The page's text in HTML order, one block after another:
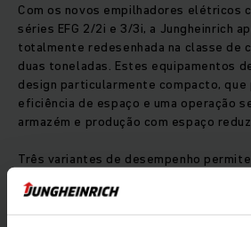
Com os novos empilhadores elétricos
séries EFG 2/2i e 3/3i, a Jungheinrich
totalmente redesenhada na classe de
duas toneladas. Estes equipamentos
design particularmente compacto, que
eficiência de espaço e uma operação
armazém e produção com espaço
Três variantes de desempenho
precisa para diferentes perfis de
o posto de trabalho do operador foi
reformulação completa: melhor